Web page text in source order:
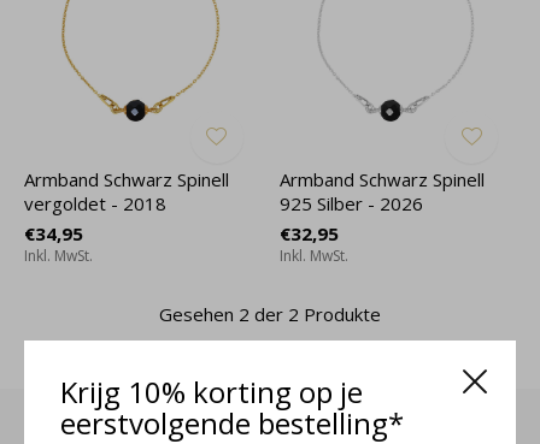
Krijg 10% korting op je
eerstvolgende bestelling*
Armband Schwarz Spinell
vergoldet - 2018
€34,95
Inkl. MwSt.
Armband Schwarz Spinell
925 Silber - 2026
€32,95
Inkl. MwSt.
Gesehen 2 der 2 Produkte